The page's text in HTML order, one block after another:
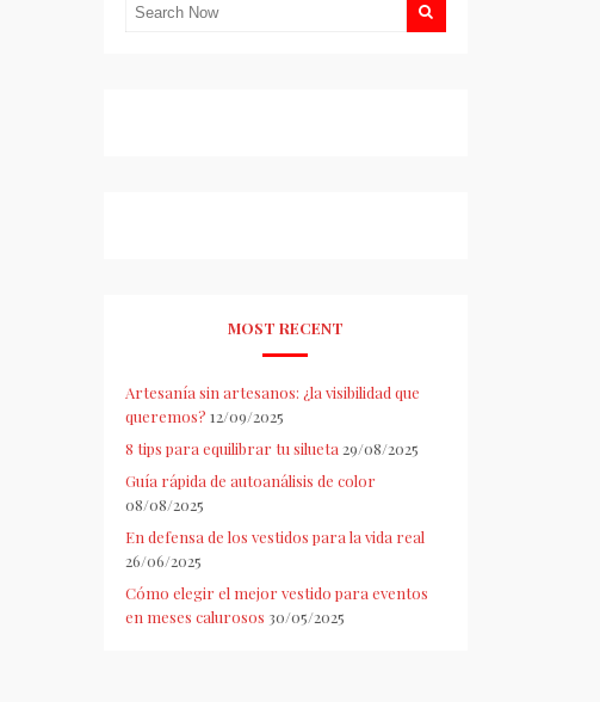
MOST RECENT
Artesanía sin artesanos: ¿la visibilidad que
queremos? 12/09/2025
8 tips para equilibrar tu silueta 29/08/2025
Guía rápida de autoanálisis de color
08/08/2025
En defensa de los vestidos para la vida real
26/06/2025
Cómo elegir el mejor vestido para eventos
en meses calurosos 30/05/2025